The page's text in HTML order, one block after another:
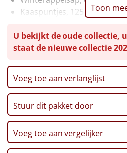
Goedkope
Uniek
Alle thema's
Artikel
Hitster NIEUW
Pizzarette
Kaaspuntjes, 125 gr
Ribbelchips, 90 gr
Borrelnoten, 70 gr
Tomaat-/courgettesoep
Verpakt in feestelijke
Toon
U bekijkt de oude collectie,
staat de nieuwe collectie
Voeg toe aan verlanglijst
Stuur dit pakket door
Voeg toe aan vergelijker